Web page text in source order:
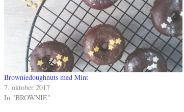
Browniedoughnuts med Mint
7. oktober 2017
In "BROWNIE"